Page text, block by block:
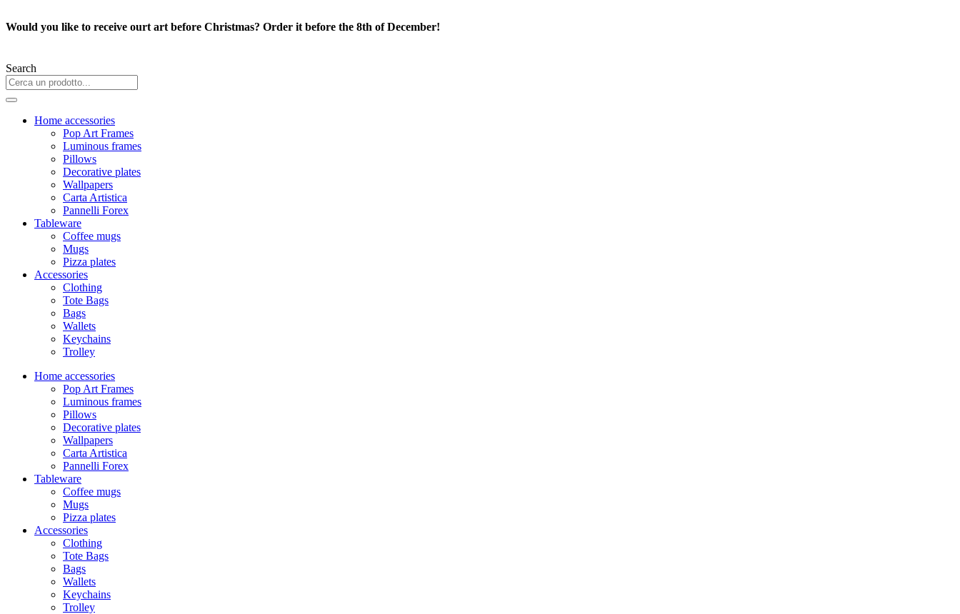
to
Would you like to receive ourt art before Christmas? Order it before the 8th of December!
Search
Home accessories
Pop Art Frames
Luminous frames
Pillows
Decorative plates
Wallpapers
Carta Artistica
Pannelli Forex
Tableware
Coffee mugs
Mugs
Pizza plates
Accessories
Clothing
Tote Bags
Bags
Wallets
Keychains
Trolley
Home accessories
Pop Art Frames
Luminous frames
Pillows
Decorative plates
Wallpapers
Carta Artistica
Pannelli Forex
Tableware
Coffee mugs
Mugs
Pizza plates
Accessories
Clothing
Tote Bags
Bags
Wallets
Keychains
Trolley